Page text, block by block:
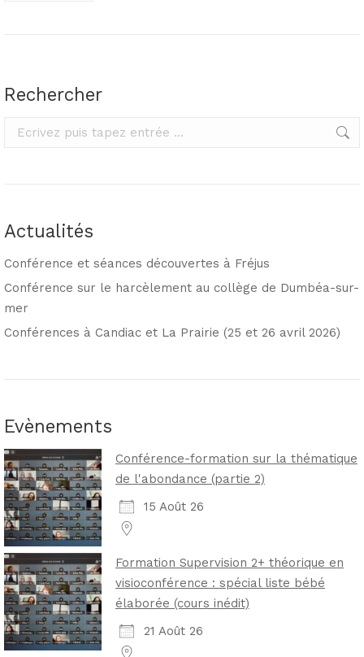
Rechercher
Rechercher
Actualités
Conférence et séances découvertes à Fréjus
Conférence sur le harcèlement au collège de Dumbéa-sur-
mer
Conférences à Candiac et La Prairie (25 et 26 avril 2026)
Evènements
Conférence-formation sur la thématique
de l'abondance (partie 2)
15 Août 26
Formation Supervision 2+ théorique en
visioconférence : spécial liste bébé
élaborée (cours inédit)
21 Août 26